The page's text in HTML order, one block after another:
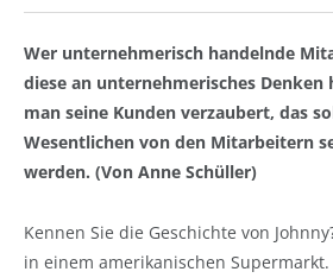
Wer unternehmerisch handelnde
diese an unternehmerisches Denken
man seine Kunden verzaubert, das
Wesentlichen von den Mitarbeitern
werden. (Von Anne Schüller)
Kennen Sie die Geschichte von
in einem amerikanischen